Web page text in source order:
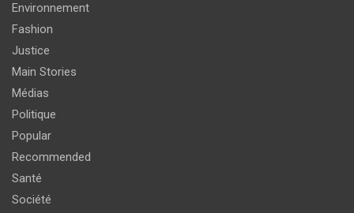
Environnement
Fashion
Justice
Main Stories
Médias
Politique
Popular
Recommended
Santé
Société